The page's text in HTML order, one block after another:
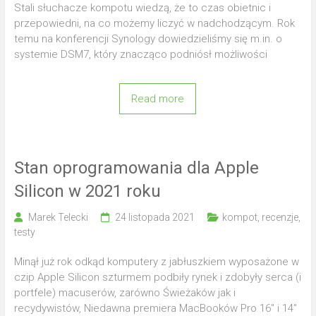
Stali słuchacze kompotu wiedzą, że to czas obietnic i
przepowiedni, na co możemy liczyć w nadchodzącym. Rok
temu na konferencji Synology dowiedzieliśmy się m.in. o
systemie DSM7, który znacząco podniósł możliwości
Read more
Stan oprogramowania dla Apple
Silicon w 2021 roku
Marek Telecki 24 listopada 2021 kompot, recenzje,
testy
Minął już rok odkąd komputery z jabłuszkiem wyposażone w
czip Apple Silicon szturmem podbiły rynek i zdobyły serca (i
portfele) macuserów, zarówno Świeżaków jak i
recydywistów, Niedawna premiera MacBooków Pro 16″ i 14″